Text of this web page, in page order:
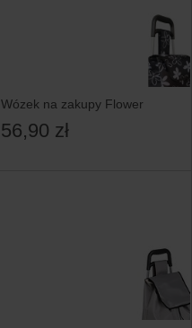
Wózek na zakupy Flower
56,90 zł